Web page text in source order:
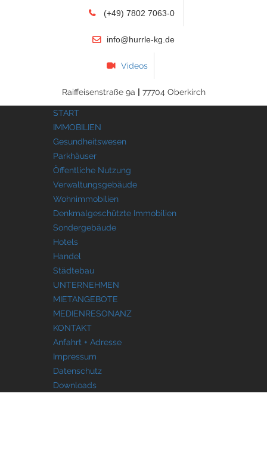
(+49) 7802 7063-0
info@hurrle-kg.de
Videos
Raiffeisenstraße 9a | 77704 Oberkirch
START
IMMOBILIEN
Gesundheitswesen
Parkhäuser
Öffentliche Nutzung
Verwaltungsgebäude
Wohnimmobilien
Denkmalgeschützte Immobilien
Sondergebäude
Hotels
Handel
Städtebau
UNTERNEHMEN
MIETANGEBOTE
MEDIENRESONANZ
KONTAKT
Anfahrt + Adresse
Impressum
Datenschutz
Downloads